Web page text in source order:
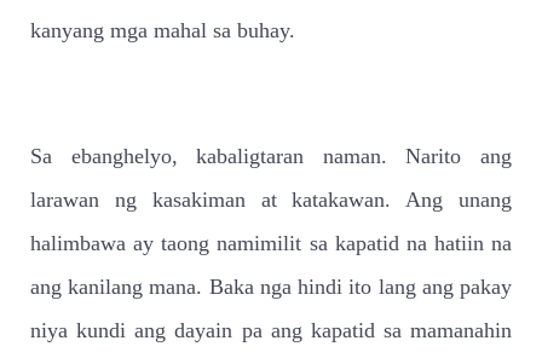
kanyang mga mahal sa buhay.
Sa ebanghelyo, kabaligtaran naman. Narito ang
larawan ng kasakiman at katakawan. Ang unang
halimbawa ay taong namimilit sa kapatid na hatiin na
ang kanilang mana. Baka nga hindi ito lang ang pakay
niya kundi ang dayain pa ang kapatid sa mamanahin